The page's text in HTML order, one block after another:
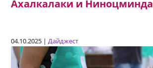
Ахалкалаки и Ниноцминда
04.10.2025 |Дайджест